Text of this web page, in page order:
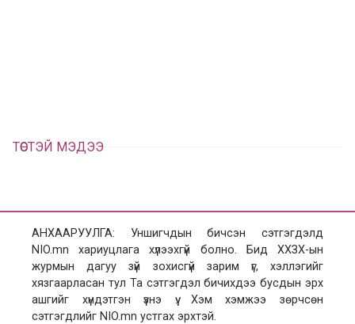
ТӨСТЭЙ МЭДЭЭ
АНХААРУУЛГА: Уншигчдын бичсэн сэтгэгдэлд
NIO.mn хариуцлага хүлээхгүй болно. Бид ХХЗХ-ын
журмын дагуу зүй зохисгүй зарим үг, хэллэгийг
хязгаарласан тул Та сэтгэгдэл бичихдээ бусдын эрх
ашгийг хүндэтгэн үзнэ үү. Хэм хэмжээ зөрчсөн
сэтгэгдлийг NIO.mn устгах эрхтэй.